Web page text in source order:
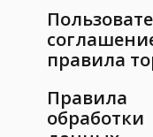
правила
Правила
обработки